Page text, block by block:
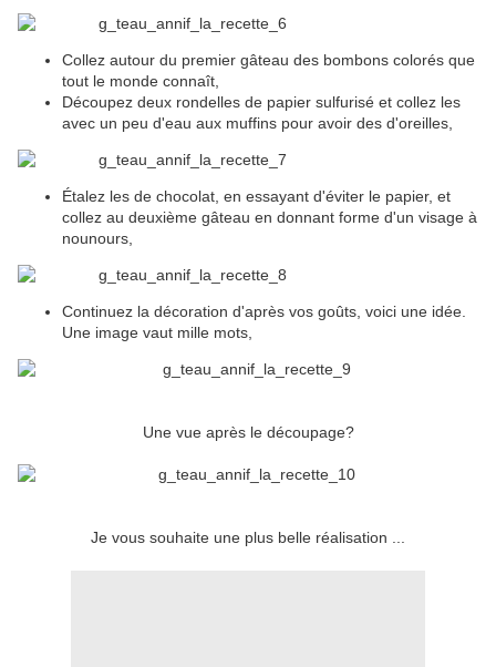
Collez autour du premier gâteau des bombons colorés que
tout le monde connaît,
Découpez deux rondelles de papier sulfurisé et collez les
avec un peu d'eau aux muffins pour avoir des d'oreilles,
Étalez les de chocolat, en essayant d'éviter le papier, et
collez au deuxième gâteau en donnant forme d'un visage à
nounours,
Continuez la décoration d'après vos goûts, voici une idée.
Une image vaut mille mots,
Une vue après le découpage?
Je vous souhaite une plus belle réalisation ...